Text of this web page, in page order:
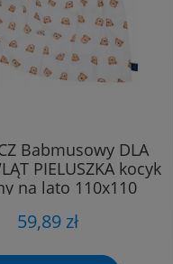
Babmusowy DLA
PIELUSZKA kocyk
na lato 110x110
59,89 zł